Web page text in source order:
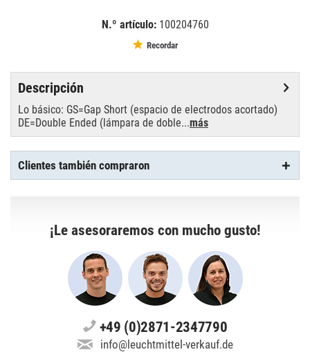
N.º artículo: 100204760
Recordar
Descripción
Lo básico: GS=Gap Short (espacio de electrodos acortado)
DE=Double Ended (lámpara de doble...más
Clientes también compraron
¡Le asesoraremos con mucho gusto!
+49 (0)2871-2347790
info@leuchtmittel-verkauf.de